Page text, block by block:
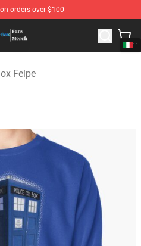
orders over $100
Blue Box Merchandise Shop
Felpe